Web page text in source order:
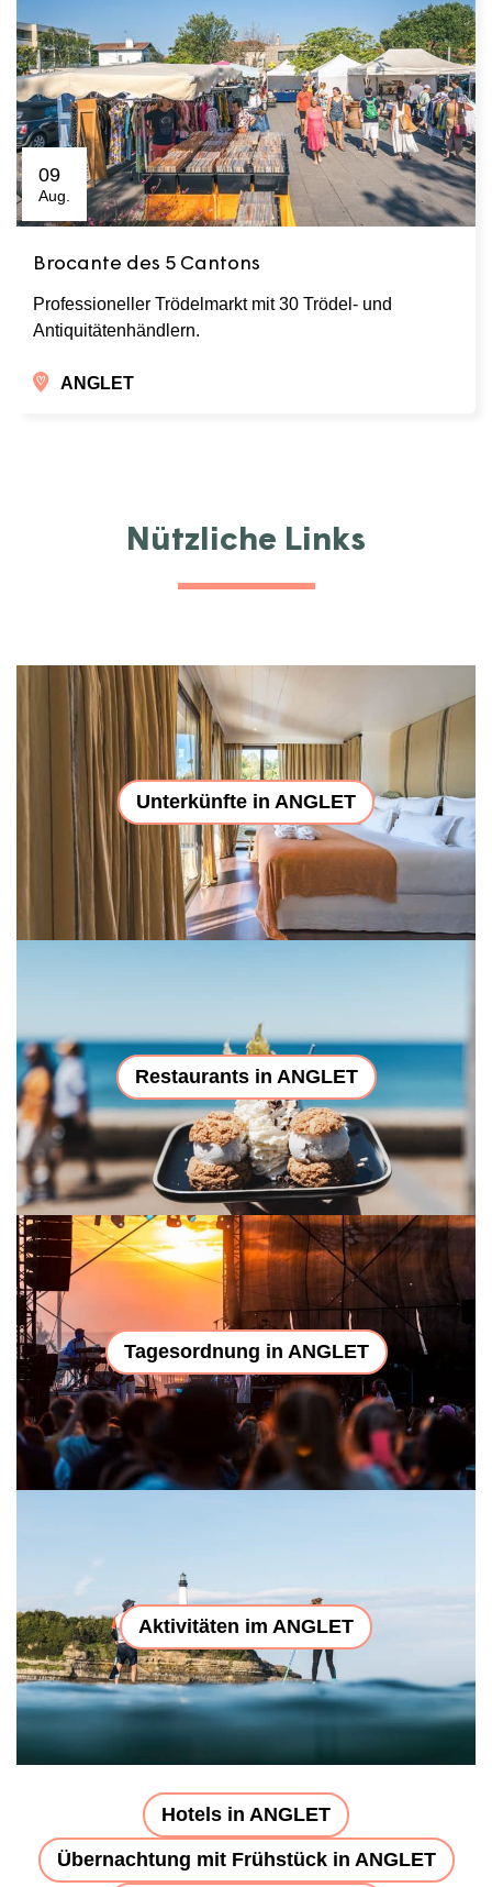
09
Aug.
Brocante des 5 Cantons
Professioneller Trödelmarkt mit 30 Trödel- und
Antiquitätenhändlern.
ANGLET
Nützliche Links
Unterkünfte in ANGLET
Restaurants in ANGLET
Tagesordnung in ANGLET
Aktivitäten im ANGLET
Hotels in ANGLET
Übernachtung mit Frühstück in ANGLET